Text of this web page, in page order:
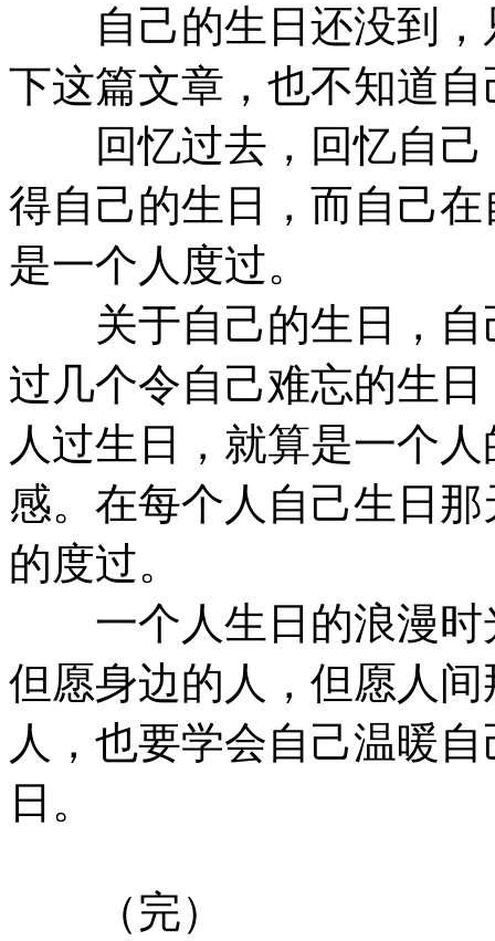
自己的生日还没到，
下这篇文章，也不知道
回忆过去，回忆自己
得自己的生日，而自己
是一个人度过。
关于自己的生日，自
过几个令自己难忘的生
人过生日，就算是一个
感。在每个人自己生日
的度过。
一个人生日的浪漫时
但愿身边的人，但愿人
人，也要学会自己温暖
日。
（完）